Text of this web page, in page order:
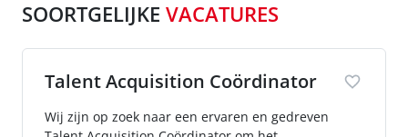
SOORTGELIJKE VACATURES
Talent Acquisition Coördinator
Wij zijn op zoek naar een ervaren en gedreven